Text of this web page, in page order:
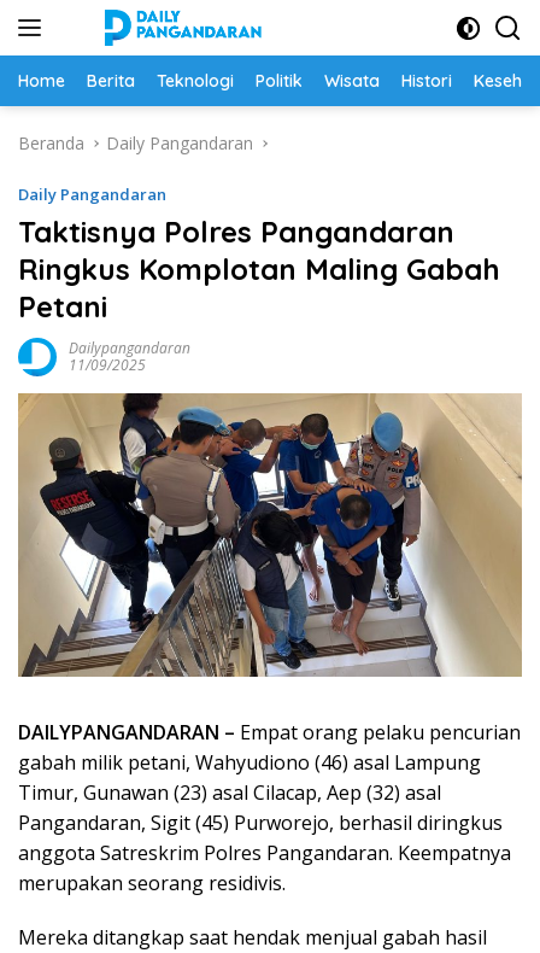
Home Berita Teknologi Politik Wisata Histori
Beranda Daily Pangandaran
Daily Pangandaran
Taktisnya Polres Pangandaran
Ringkus Komplotan Maling Gabah
Petani
Dailypangandaran
11/09/2025
DAILYPANGANDARAN – Empat orang pelaku pencurian
gabah milik petani, Wahyudiono (46) asal Lampung
Timur, Gunawan (23) asal Cilacap, Aep (32) asal
Pangandaran, Sigit (45) Purworejo, berhasil diringkus
anggota Satreskrim Polres Pangandaran. Keempatnya
merupakan seorang residivis.
Mereka ditangkap saat hendak menjual gabah hasil